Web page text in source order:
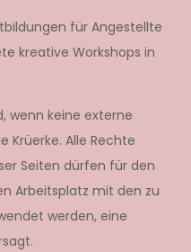
für Angestellte
kreative Workshops in
wenn keine externe
Krüerke. Alle Rechte
Seiten dürfen für den
Arbeitsplatz mit den zu
werden, eine